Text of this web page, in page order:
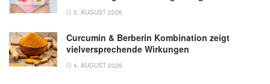
5. AUGUST 2026
Curcumin & Berberin Kombination zeigt
vielversprechende Wirkungen
4. AUGUST 2026